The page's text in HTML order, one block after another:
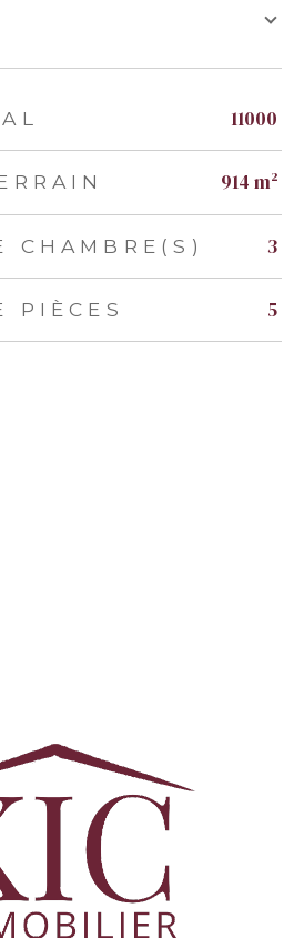
TRAD_ZEPHYR_Valeurs
11000
914 m²
CHAMBRE(S) 3
PIÈCES 5